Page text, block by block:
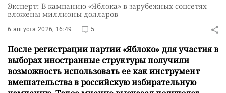
Эксперт: В кампанию «Яблока» в зарубежных соцсетях
вложены миллионы долларов
6 августа 2026, 16:49 5
После регистрации партии «Яблоко» для участия в
выборах иностранные структуры получили
возможность использовать ее как инструмент
вмешательства в российскую избирательную